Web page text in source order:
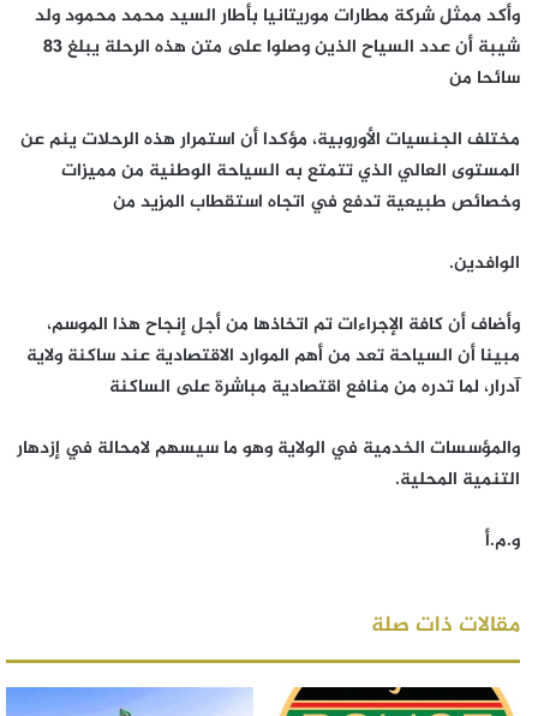
وأكد ممثل شركة مطارات موريتانيا بأطار السيد محمد محمود ولد
شيبة أن عدد السياح الذين وصلوا على متن هذه الرحلة يبلغ 83
سائحا من
مختلف الجنسيات الأوروبية، مؤكدا أن استمرار هذه الرحلات ينم عن
المستوى العالي الذي تتمتع به السياحة الوطنية من مميزات
وخصائص طبيعية تدفع في اتجاه استقطاب المزيد من
الوافدين.
وأضاف أن كافة الإجراءات تم اتخاذها من أجل إنجاح هذا الموسم،
مبينا أن السياحة تعد من أهم الموارد الاقتصادية عند ساكنة ولاية
آدرار، لما تدره من منافع اقتصادية مباشرة على الساكنة
والمؤسسات الخدمية في الولاية وهو ما سيسهم لامحالة في إزدهار
التنمية المحلية.
و.م.أ
مقالات ذات صلة